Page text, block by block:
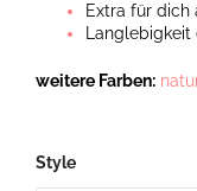
Extra für dich
weitere Farben:
Style
Mary,
Brillenkette